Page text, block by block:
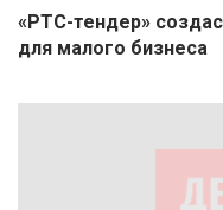
«РТС-тендер»
для малого бизнеса